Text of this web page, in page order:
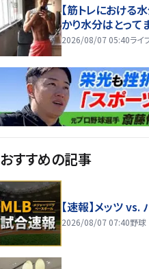
【筋トレにおける
かり水分はとって
2026/08/07 05:40ライ
おすすめの記事
【速報】メッツ
2026/08/07 07:40野球